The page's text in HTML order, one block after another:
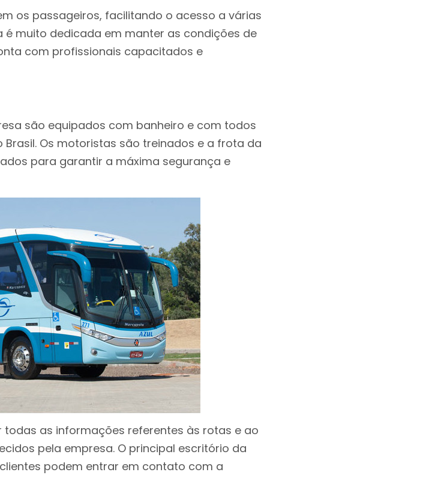
os passageiros, facilitando o acesso a várias
é muito dedicada em manter as condições de
com profissionais capacitados e
são equipados com banheiro e com todos
Os motoristas são treinados e a frota da
para garantir a máxima segurança e
as informações referentes às rotas e ao
pela empresa. O principal escritório da
podem entrar em contato com a